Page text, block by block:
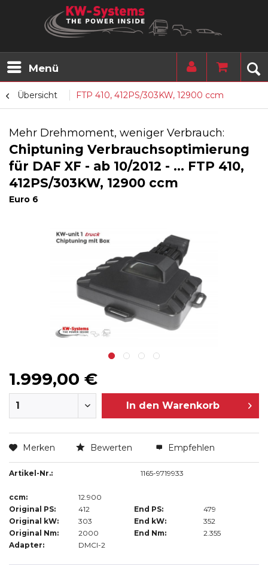
Menü
Übersicht FTP 410, 412PS/303KW, 12900 ccm
Mehr Drehmoment, weniger Verbrauch:
Chiptuning Verbrauchsoptimierung
für DAF XF - ab 10/2012 - ... FTP 410,
412PS/303KW, 12900 ccm
Euro 6
1.999,00 €
In den Warenkorb
Merken Bewerten Empfehlen
Artikel-Nr.: 1165-9719933
ccm:
12.900
Original PS:
412 End PS:
479
Original kW:
303 End kW:
352
Original Nm:
2000 End Nm:
2.355
Adapter:
DMCI-2